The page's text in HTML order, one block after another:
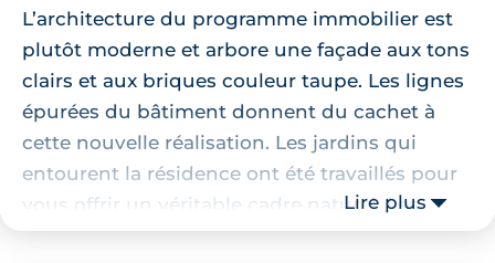
L’architecture du programme immobilier est
plutôt moderne et arbore une façade aux tons
clairs et aux briques couleur taupe. Les lignes
épurées du bâtiment donnent du cachet à
cette nouvelle réalisation. Les jardins qui
entourent la résidence ont été travaillés pour
vous offrir un véritable cadre naturel. Les
multiples senteurs qui émanent des jardins
Lire plus